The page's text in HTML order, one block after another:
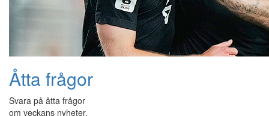
Åtta frågor
Svara på åtta frågor
om veckans nyheter.